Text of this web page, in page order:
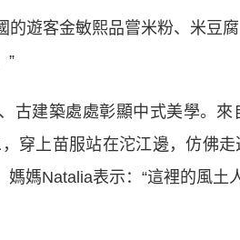
遊客金敏熙品嘗米粉、米豆腐
”
建築處處彰顯中式美學。來
穿上苗服站在沱江邊，仿佛
媽Natalia表示：“這裡的風土